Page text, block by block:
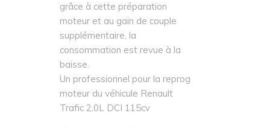
grâce à cette préparation
moteur et au gain de couple
supplémentaire, la
consommation est revue à la
baisse.
Un professionnel pour la reprog
moteur du véhicule Renault
Trafic 2.0L DCI 115cv